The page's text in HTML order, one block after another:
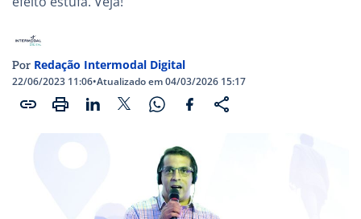
Por Redação Intermodal Digital
22/06/2023 11:06•Atualizado em 04/03/2026 15:17